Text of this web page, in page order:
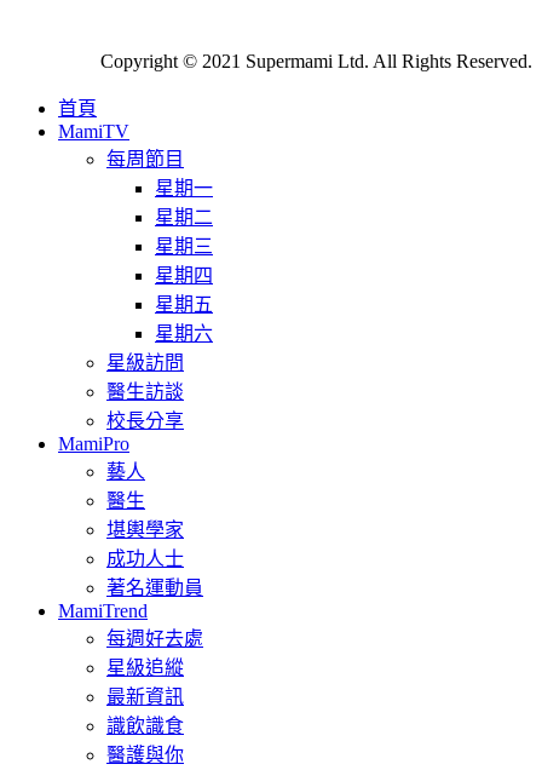
Copyright © 2021 Supermami Ltd. All Rights Reserved.
首頁
MamiTV
每周節目
星期一
星期二
星期三
星期四
星期五
星期六
星級訪問
醫生訪談
校長分享
MamiPro
藝人
醫生
堪輿學家
成功人士
著名運動員
MamiTrend
每週好去處
星級追縱
最新資訊
識飲識食
醫護與你